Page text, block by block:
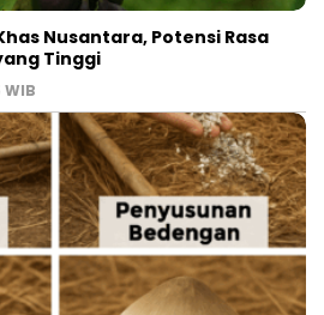
Nusantara, Potensi Rasa
Tinggi